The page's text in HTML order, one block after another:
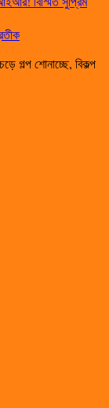
গল্প শোনাচ্ছে, বিকল্প